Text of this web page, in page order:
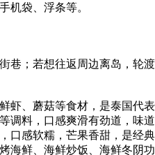
机袋、浮条等。
巷；若想往返周边离岛，
虾、蘑菇等食材，是泰国代表
料，口感爽滑有劲道，味道
口感软糯，芒果香甜，是经典
海鲜、海鲜炒饭、海鲜冬阴功